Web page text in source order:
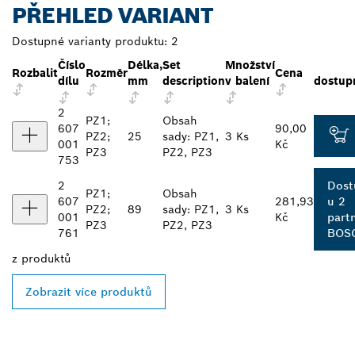
PŘEHLED VARIANT
Dostupné varianty produktu: 2
Rozbalit
Číslo
dílu
Rozměr
Délka,
mm
Set
description
Množství
v balení
Cena
2
607
001
753
PZ1;
PZ2;
PZ3
25
Obsah
sady: PZ1,
PZ2, PZ3
3 Ks
90,00
Kč
2
607
001
761
PZ1;
PZ2;
PZ3
89
Obsah
sady: PZ1,
PZ2, PZ3
3 Ks
281,93
Kč
u 2
z produktů
Zobrazit více produktů